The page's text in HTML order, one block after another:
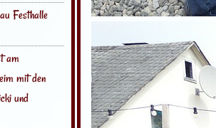
Festhalle
am
mit den
und